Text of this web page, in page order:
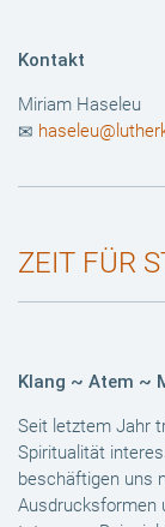
Kontakt
Miriam Haseleu
ZEIT FÜR
Klang ~ Atem ~
Seit letztem Jahr
Spiritualität
beschäftigen uns
Ausdrucksformen